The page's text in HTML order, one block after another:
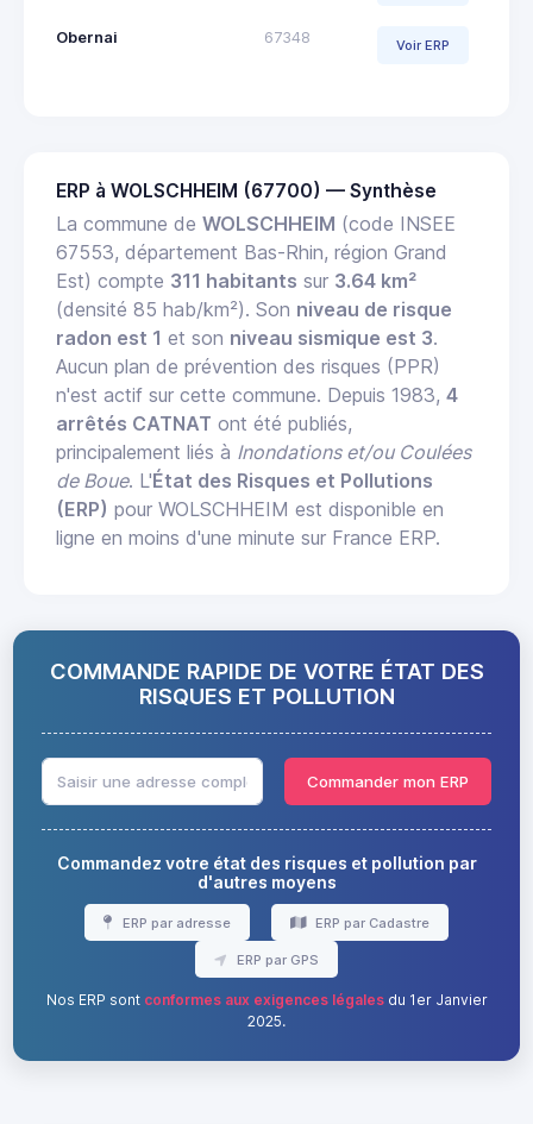
Obernai 67348 Voir ERP
ERP à WOLSCHHEIM (67700) — Synthèse
La commune de WOLSCHHEIM (code INSEE
67553, département Bas-Rhin, région Grand
Est) compte 311 habitants sur 3.64 km²
(densité 85 hab/km²). Son niveau de risque
radon est 1 et son niveau sismique est 3.
Aucun plan de prévention des risques (PPR)
n'est actif sur cette commune. Depuis 1983, 4
arrêtés CATNAT ont été publiés,
principalement liés à Inondations et/ou Coulées
de Boue. L'État des Risques et Pollutions
(ERP) pour WOLSCHHEIM est disponible en
ligne en moins d'une minute sur France ERP.
COMMANDE RAPIDE DE VOTRE ÉTAT DES
RISQUES ET POLLUTION
Commander mon ERP
Commandez votre état des risques et pollution par
d'autres moyens
ERP par adresse ERP par Cadastre
ERP par GPS
Nos ERP sont conformes aux exigences légalesdu 1er Janvier
2025.